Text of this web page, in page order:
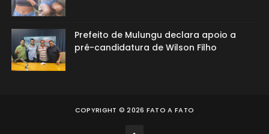
Prefeito de Mulungu declara apoio a
pré-candidatura de Wilson Filho
COPYRIGHT ©2026 FATO A FATO